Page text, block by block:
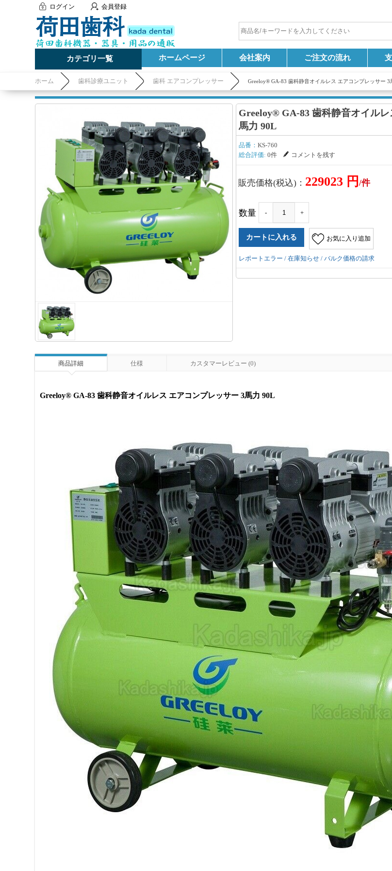
ログイン 会員登録
カテゴリ一覧 ホームページ 会社案内 ご注文の流れ
ホーム 歯科診療ユニット 歯科 エアコンプレッサー Greeloy® GA-83 歯科静音オイルレス エアコンプレッサー 3
Greeloy® GA-83 歯科静音オイル
馬力 90L
品番： KS-760
総合評価: 0件 コメントを残す
販売価格(税込)： 229023 円 /件
数量 - +
お気に入り追加
レポートエラー / 在庫知らせ / バルク価格の請求
商品詳細 仕様 カスタマーレビュー (0)
Greeloy® GA-83 歯科静音オイルレス エアコンプレッサー 3馬力 90L